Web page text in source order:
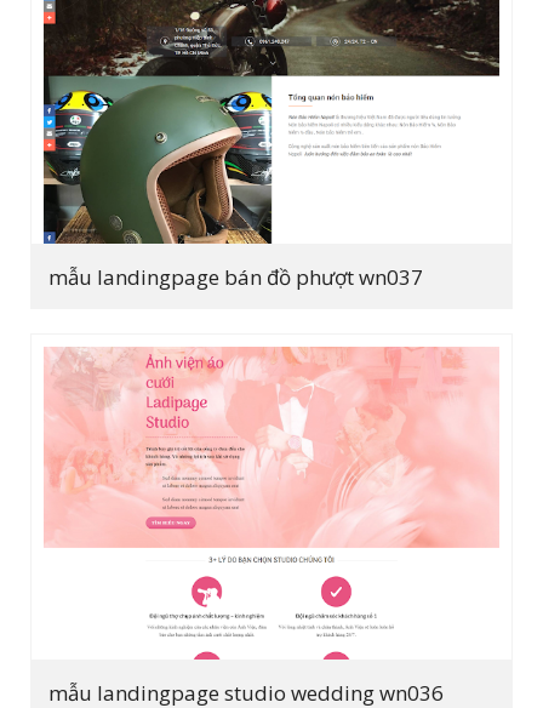
mẫu landingpage bán đồ phượt wn037
mẫu landingpage studio wedding wn036